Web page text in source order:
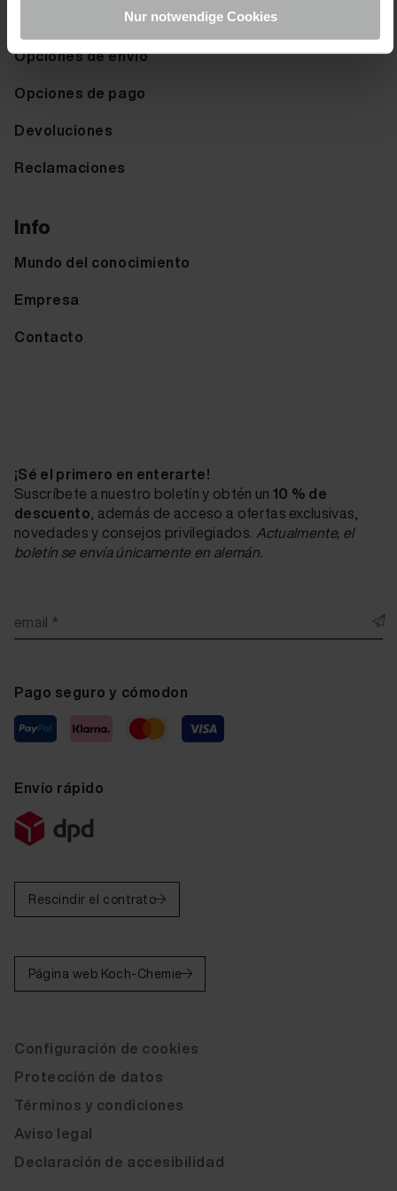
Nur notwendige Cookies
Opciones de envio
Opciones de pago
Devoluciones
Reclamaciones
Info
Mundo del conocimiento
Empresa
Contacto
¡Sé el primero en enterarte!
Suscríbete a nuestro boletín y obtén un 10 % de
descuento, además de acceso a ofertas exclusivas,
novedades y consejos privilegiados. Actualmente, el
boletín se envía únicamente en alemán.
email *
Pago seguro y cómodon
Envío rápido
Rescindir el contrato
Página web Koch-Chemie
Configuración de cookies
Protección de datos
Términos y condiciones
Aviso legal
Declaración de accesibilidad